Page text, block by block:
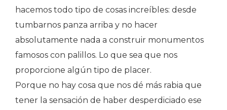
hacemos todo tipo de cosas increíbles: desde
tumbarnos panza arriba y no hacer
absolutamente nada a construir monumentos
famosos con palillos. Lo que sea que nos
proporcione algún tipo de placer.
Porque no hay cosa que nos dé más rabia que
tener la sensación de haber desperdiciado ese